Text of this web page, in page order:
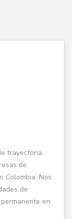
trayectoria,
de
Colombia. Nos
de
en